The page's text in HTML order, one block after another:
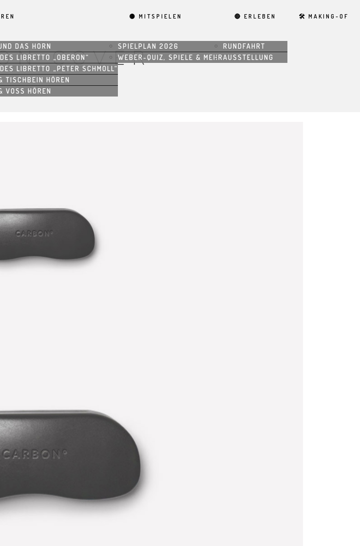
DAS HORN
LIBRETTO „OBERON“
LIBRETTO „PETER SCHMOLL“
TISCHBEIN HÖREN
VOSS HÖREN
🟡 MITSPIELEN
SPIELPLAN 2026
WEBER-QUIZ, SPIELE & MEHR
🔴 ERLEBEN
RUNDFAHRT
AUSSTELLUNG
🛠 MAKING-OF
COVER